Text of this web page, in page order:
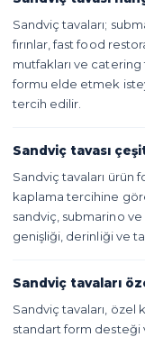
Sandviç tavaları;
fırınlar, fast food
mutfakları ve catering
formu elde etmek
tercih edilir.
Sandviç tavası
Sandviç tavaları ürün
kaplama tercihine
sandviç, submarino
genişliği, derinliği ve
Sandviç tavaları
Sandviç tavaları, özel
standart form desteği